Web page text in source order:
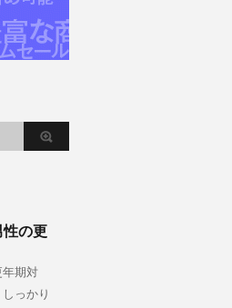
性の更
年期対
っかり